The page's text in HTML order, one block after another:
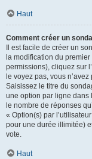
Haut
Comment créer un
Il est facile de créer un
la modification du
permissions), cliquez sur
le voyez pas, vous
Saisissez le titre du
une option par ligne dans
le nombre de réponses
« Option(s) par
pour une durée illimitée)
vote.
Haut